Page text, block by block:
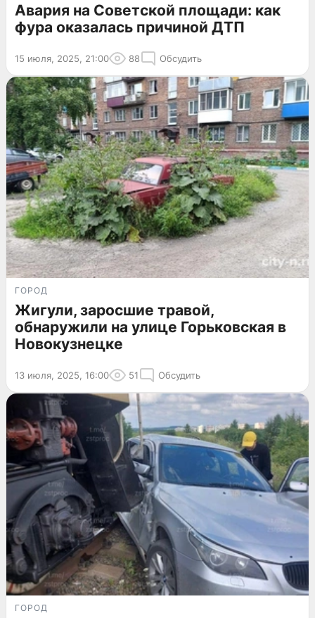
Авария на Советской площади: как
фура оказалась причиной ДТП
15 июля, 2025, 21:00 88 Обсудить
ГОРОД
Жигули, заросшие травой,
обнаружили на улице Горьковская в
Новокузнецке
13 июля, 2025, 16:00 51 Обсудить
ГОРОД